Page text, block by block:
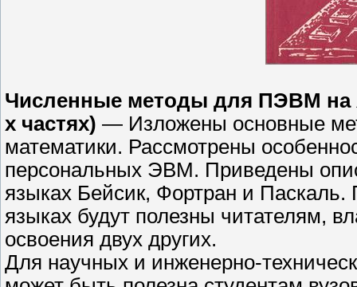
Численные методы для ПЭВМ на
х частях) — Изложены основные
математики. Рассмотрены
персональных ЭВМ. Приведены
языках Бейсик, Фортран и
языках будут полезны читателям,
освоения двух других.
Для научных и инженерно-